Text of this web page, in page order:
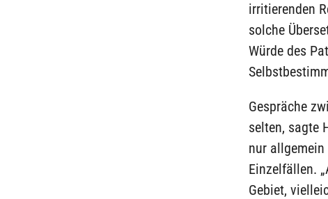
irritierenden
solche
Würde des
Gespräche
selten, sagte
nur allgemein
Einzelfällen.
Gebiet,